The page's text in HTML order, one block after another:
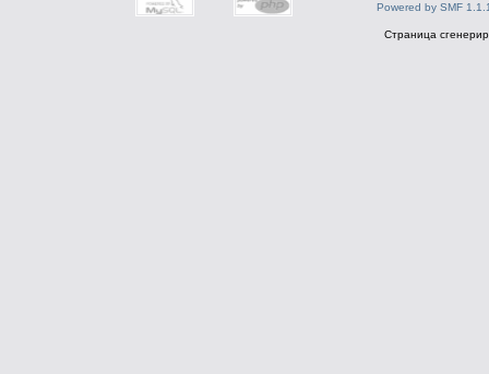
Powered by SMF
Страница